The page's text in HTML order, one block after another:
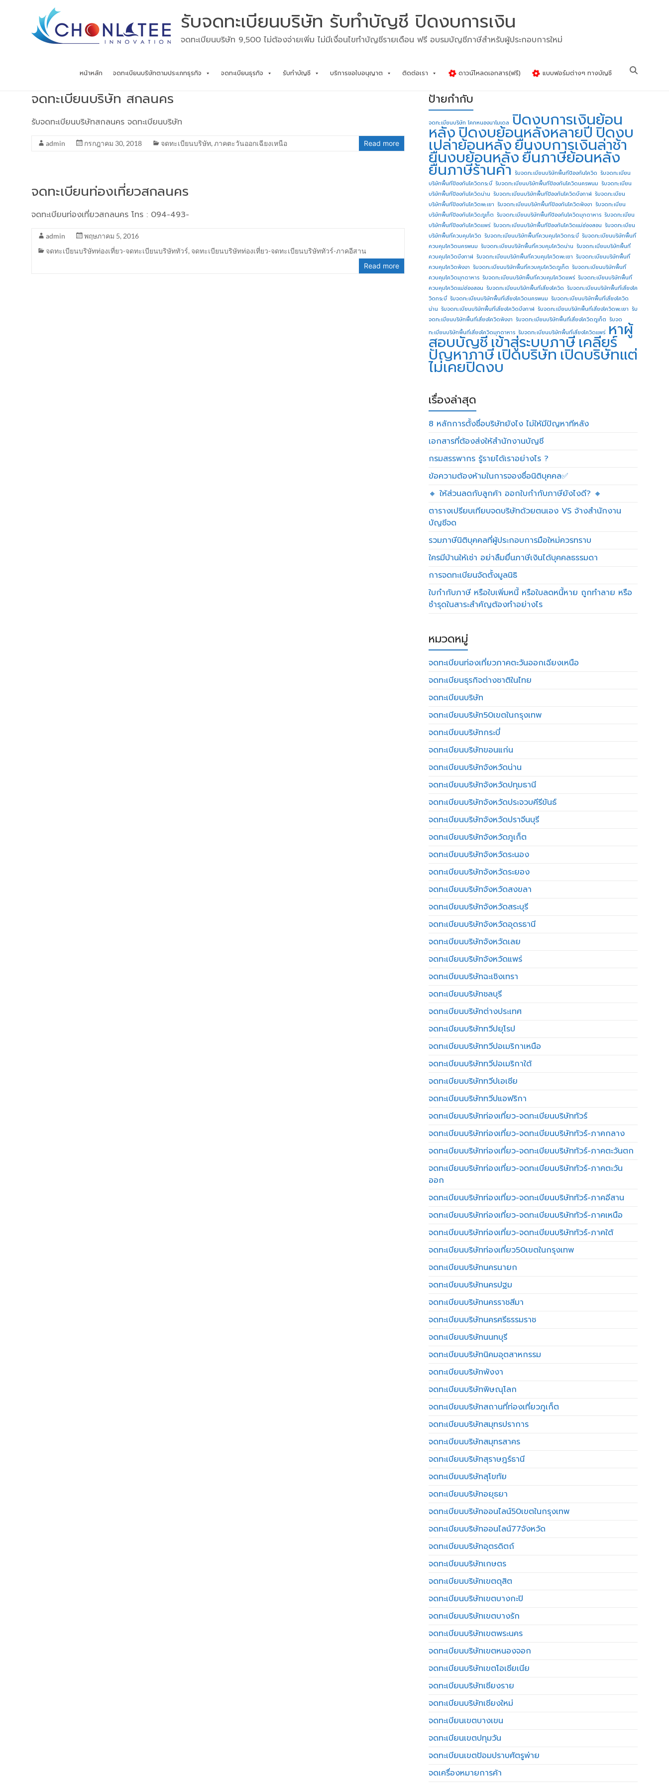
รับจดทะเบียนบริษัท รับทำบัญชี ปิดงบการเงิน
จดทะเบียนบริษัท 9,500 ไม่ต้องจ่ายเพิ่ม ไม่มีเงื่อนไขทำบัญชีรายเดือน ฟรี อบรมบัญชีภาษีสำหรับผู้ประกอบการใหม่
หน้าหลัก จดทะเบียนบริษัทตามประเภทธุรกิจ จดทะเบียนธุรกิจ รับทำบัญชี บริการขอใบอนุญาต ติดต่อเรา ดาวน์โหลดเอกสาร(ฟรี) แบบฟอร์มต่างๆ ทางบัญชี
จดทะเบียนบริษัท สกลนคร
รับจดทะเบียนบริษัทสกลนคร จดทะเบียนบริษัท
admin กรกฎาคม 30, 2018 จดทะเบียนบริษัท, ภาคตะวันออกเฉียงเหนือ Read more
จดทะเบียนท่องเที่ยวสกลนคร
จดทะเบียนท่องเที่ยวสกลนคร โทร : 094-493-
admin
พฤษภาคม 5, 2016
จดทะเบียนบริษัทท่องเที่ยว-จดทะเบียนบริษัททัวร์, จดทะเบียนบริษัทท่องเที่ยว-จดทะเบียนบริษัททัวร์-ภาคอีสาน
Read more
ป้ายกำกับ
จดทะเบียนบริษัท โคกหนองนาโมเดล ปิดงบการเงินย้อน
หลังปิดงบย้อนหลังหลายปี ปิดงบ
เปล่าย้อนหลังยื่นงบการเงินล่าช้า
ยื่นงบย้อนหลังยื่นภาษีย้อนหลัง
ยื่นภาษีร้านค้า รับจดทะเบียนบริษัทพื้นทีป้องกันโควิด รับจดทะเบียน
บริษัทพื้นทีป้องกันโควิดกระบี่ รับจดทะเบียนบริษัทพื้นทีป้องกันโควิดนครพนม รับจดทะเบียน
บริษัทพื้นทีป้องกันโควิดน่าน รับจดทะเบียนบริษัทพื้นทีป้องกันโควิดบึงกาฬ รับจดทะเบียน
บริษัทพื้นทีป้องกันโควิดพะเยา รับจดทะเบียนบริษัทพื้นทีป้องกันโควิดพังงา รับจดทะเบียน
บริษัทพื้นทีป้องกันโควิดภูเก็ต รับจดทะเบียนบริษัทพื้นทีป้องกันโควิดมุกดาหาร รับจดทะเบียน
บริษัทพื้นทีป้องกันโควิดแพร่ รับจดทะเบียนบริษัทพื้นทีป้องกันโควิดแม่ฮ่องสอน รับจดทะเบียน
บริษัทพื้นที่ควบคุมโควิด รับจดทะเบียนบริษัทพื้นที่ควบคุมโควิดกระบี่ รับจดทะเบียนบริษัทพื้นที่
ควบคุมโควิดนครพนม รับจดทะเบียนบริษัทพื้นที่ควบคุมโควิดน่าน รับจดทะเบียนบริษัทพื้นที่
ควบคุมโควิดบึงกาฬ รับจดทะเบียนบริษัทพื้นที่ควบคุมโควิดพะเยา รับจดทะเบียนบริษัทพื้นที่
ควบคุมโควิดพังงา รับจดทะเบียนบริษัทพื้นที่ควบคุมโควิดภูเก็ต รับจดทะเบียนบริษัทพื้นที่
ควบคุมโควิดมุกดาหาร รับจดทะเบียนบริษัทพื้นที่ควบคุมโควิดแพร่ รับจดทะเบียนบริษัทพื้นที่
ควบคุมโควิดแม่ฮ่องสอน รับจดทะเบียนบริษัทพื้นที่เสี่ยงโควิด รับจดทะเบียนบริษัทพื้นที่เสี่ยงโค
วิดกระบี่ รับจดทะเบียนบริษัทพื้นที่เสี่ยงโควิดนครพนม รับจดทะเบียนบริษัทพื้นที่เสี่ยงโควิด
น่าน รับจดทะเบียนบริษัทพื้นที่เสี่ยงโควิดบึงกาฬ รับจดทะเบียนบริษัทพื้นที่เสี่ยงโควิดพะเยา รับ
จดทะเบียนบริษัทพื้นที่เสี่ยงโควิดพังงา รับจดทะเบียนบริษัทพื้นที่เสี่ยงโควิดภูเก็ต รับจด
ทะเบียนบริษัทพื้นที่เสี่ยงโควิดมุกดาหาร รับจดทะเบียนบริษัทพื้นที่เสี่ยงโควิดแพร่ หาผู้
สอบบัญชี เข้าสู่ระบบภาษี เคลียร์
ปัญหาภาษีเปิดบริษัทเปิดบริษัทแต่
ไม่เคยปิดงบ
เรื่องล่าสุด
8 หลักการตั้งชื่อบริษัทยังไง ไม่ให้มีปัญหาทีหลัง
เอกสารที่ต้องส่งให้สำนักงานบัญชี
กรมสรรพากร รู้รายได้เราอย่างไร ?
ข้อความต้องห้ามในการจองชื่อนิติบุคคล✅
🔸 ให้ส่วนลดกับลูกค้า ออกใบกำกับภาษียังไงดี? 🔸
ตารางเปรียบเทียบจดบริษัทด้วยตนเอง VS จ้างสำนักงาน
บัญชีจด
รวมภาษีนิติบุคคลที่ผู้ประกอบการมือใหม่ควรทราบ
ใครมีบ้านให้เช่า อย่าลืมยื่นภาษีเงินได้บุคคลธรรมดา
การจดทะเบียนจัดตั้งมูลนิธิ
ใบกำกับภาษี หรือใบเพิ่มหนี้ หรือใบลดหนี้หาย ถูกทำลาย หรือ
ชำรุดในสาระสำคัญต้องทำอย่างไร
หมวดหมู่
จดทะเบียนท่องเที่ยวภาคตะวันออกเฉียงเหนือ
จดทะเบียนธุรกิจต่างชาติในไทย
จดทะเบียนบริษัท
จดทะเบียนบริษัท50เขตในกรุงเทพ
จดทะเบียนบริษัทกระบี่
จดทะเบียนบริษัทขอนแก่น
จดทะเบียนบริษัทจังหวัดน่าน
จดทะเบียนบริษัทจังหวัดปทุมธานี
จดทะเบียนบริษัทจังหวัดประจวบคีรีขันธ์
จดทะเบียนบริษัทจังหวัดปราจีนบุรี
จดทะเบียนบริษัทจังหวัดภูเก็ต
จดทะเบียนบริษัทจังหวัดระนอง
จดทะเบียนบริษัทจังหวัดระยอง
จดทะเบียนบริษัทจังหวัดสงขลา
จดทะเบียนบริษัทจังหวัดสระบุรี
จดทะเบียนบริษัทจังหวัดอุดรธานี
จดทะเบียนบริษัทจังหวัดเลย
จดทะเบียนบริษัทจังหวัดแพร่
จดทะเบียนบริษัทฉะเชิงเทรา
จดทะเบียนบริษัทชลบุรี
จดทะเบียนบริษัทต่างประเทศ
จดทะเบียนบริษัททวีปยุโรป
จดทะเบียนบริษัททวีปอเมริกาเหนือ
จดทะเบียนบริษัททวีปอเมริกาใต้
จดทะเบียนบริษัททวีปเอเชีย
จดทะเบียนบริษัททวีปแอฟริกา
จดทะเบียนบริษัทท่องเที่ยว-จดทะเบียนบริษัททัวร์
จดทะเบียนบริษัทท่องเที่ยว-จดทะเบียนบริษัททัวร์-ภาคกลาง
จดทะเบียนบริษัทท่องเที่ยว-จดทะเบียนบริษัททัวร์-ภาคตะวันตก
จดทะเบียนบริษัทท่องเที่ยว-จดทะเบียนบริษัททัวร์-ภาคตะวัน
ออก
จดทะเบียนบริษัทท่องเที่ยว-จดทะเบียนบริษัททัวร์-ภาคอีสาน
จดทะเบียนบริษัทท่องเที่ยว-จดทะเบียนบริษัททัวร์-ภาคเหนือ
จดทะเบียนบริษัทท่องเที่ยว-จดทะเบียนบริษัททัวร์-ภาคใต้
จดทะเบียนบริษัทท่องเที่ยว50เขตในกรุงเทพ
จดทะเบียนบริษัทนครนายก
จดทะเบียนบริษัทนครปฐม
จดทะเบียนบริษัทนครราชสีมา
จดทะเบียนบริษัทนครศรีธรรมราช
จดทะเบียนบริษัทนนทบุรี
จดทะเบียนบริษัทนิคมอุตสาหกรรม
จดทะเบียนบริษัทพังงา
จดทะเบียนบริษัทพิษณุโลก
จดทะเบียนบริษัทสถานที่ท่องเที่ยวภูเก็ต
จดทะเบียนบริษัทสมุทรปราการ
จดทะเบียนบริษัทสมุทรสาคร
จดทะเบียนบริษัทสุราษฎร์ธานี
จดทะเบียนบริษัทสุโขทัย
จดทะเบียนบริษัทอยุธยา
จดทะเบียนบริษัทออนไลน์50เขตในกรุงเทพ
จดทะเบียนบริษัทออนไลน์77จังหวัด
จดทะเบียนบริษัทอุตรดิตถ์
จดทะเบียนบริษัทเกษตร
จดทะเบียนบริษัทเขตดุสิต
จดทะเบียนบริษัทเขตบางกะปิ
จดทะเบียนบริษัทเขตบางรัก
จดทะเบียนบริษัทเขตพระนคร
จดทะเบียนบริษัทเขตหนองจอก
จดทะเบียนบริษัทเขตโอเชียเนีย
จดทะเบียนบริษัทเชียงราย
จดทะเบียนบริษัทเชียงใหม่
จดทะเบียนเขตบางเขน
จดทะเบียนเขตปทุมวัน
จดทะเบียนเขตป้อมปราบศัตรูพ่าย
จดเครื่องหมายการค้า